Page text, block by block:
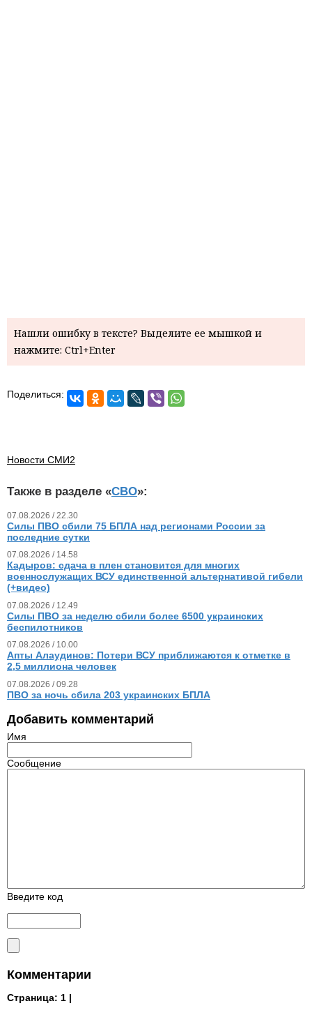
Нашли ошибку в тексте? Выделите ее мышкой и
нажмите: Ctrl+Enter
Поделиться:
Новости СМИ2
Также в разделе «СВО»:
07.08.2026 / 22.30
Силы ПВО сбили 75 БПЛА над регионами России за
последние сутки
07.08.2026 / 14.58
Кадыров: сдача в плен становится для многих
военнослужащих ВСУ единственной альтернативой гибели
(+видео)
07.08.2026 / 12.49
Силы ПВО за неделю сбили более 6500 украинских
беспилотников
07.08.2026 / 10.00
Апты Алаудинов: Потери ВСУ приближаются к отметке в
2,5 миллиона человек
07.08.2026 / 09.28
ПВО за ночь сбила 203 украинских БПЛА
Добавить комментарий
Имя
Сообщение
Введите код
Комментарии
Страница: 1 |